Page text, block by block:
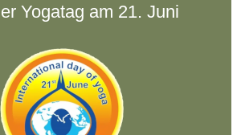
Yogatag am 21. Juni